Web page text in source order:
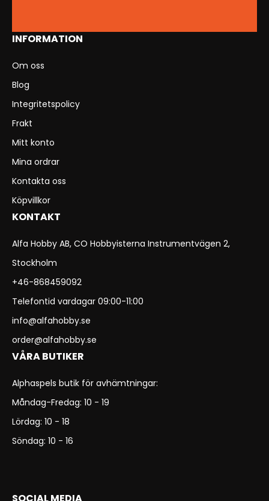
INFORMATION
Om oss
Blog
Integritetspolicy
Frakt
Mitt konto
Mina ordrar
Kontakta oss
Köpvillkor
KONTAKT
Alfa Hobby AB, CO Hobbyisterna Instrumentvägen 2,
Stockholm
+46-868459092
Telefontid vardagar 09:00-11:00
info@alfahobby.se
order@alfahobby.se
VÅRA BUTIKER
Alphaspels butik för avhämtningar:
Måndag-Fredag: 10 - 19
Lördag: 10 - 18
Söndag: 10 - 16